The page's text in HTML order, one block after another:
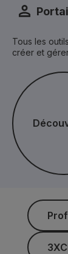
Tous les
créer et
Découvrir
3XCB*